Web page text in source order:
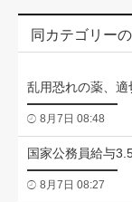
同カテゴリー
乱用恐れの薬、
8月7日 08:48
国家公務員給与
8月7日 08:27